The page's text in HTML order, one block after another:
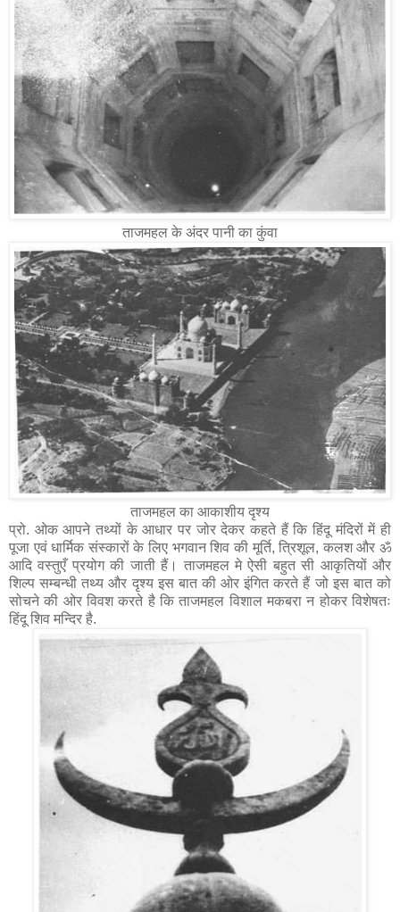
ताजमहल के अंदर पानी का कुंवा
ताजमहल का आकाशीय दृश्य
प्रो. ओक आपने तथ्यों के आधार पर जोर देकर कहते हैं कि हिंदू मंदिरों में ही
पूजा एवं धार्मिक संस्कारों के लिए भगवान शिव की मूर्ति, त्रिशूल, कलश और ॐ
आदि वस्तुएँ प्रयोग की जाती हैं। ताजमहल मे ऐसी बहुत सी आकृतियों और
शिल्प सम्बन्धी तथ्य और दृश्य इस बात की ओर इंगित करते हैं जो इस बात को
सोचने की ओर विवश करते है कि ताजमहल विशाल मकबरा न होकर विशेषतः
हिंदू शिव मन्दिर है.